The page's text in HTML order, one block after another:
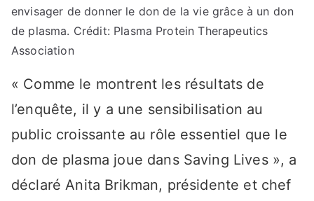
envisager de donner le don de la vie grâce à un don
de plasma. Crédit: Plasma Protein Therapeutics
Association
« Comme le montrent les résultats de
l’enquête, il y a une sensibilisation au
public croissante au rôle essentiel que le
don de plasma joue dans Saving Lives », a
déclaré Anita Brikman, présidente et chef